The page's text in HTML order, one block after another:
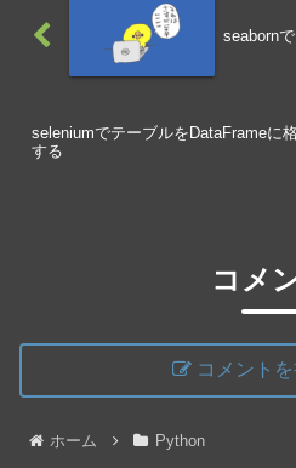
seaborn
seleniumでテーブルをDataFrameに
する
コメ
コメント
ホーム Python